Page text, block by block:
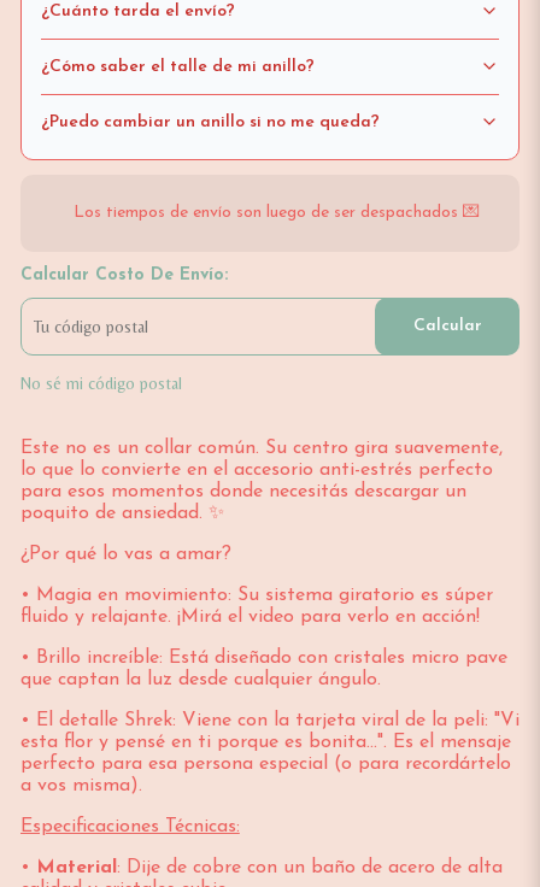
¿Cuánto tarda el envío?
¿Cómo saber el talle de mi anillo?
¿Puedo cambiar un anillo si no me queda?
Los tiempos de envío son luego de ser despachados 💌
Calcular Costo De Envío:
Calcular
No sé mi código postal
Este no es un collar común. Su centro gira suavemente,
lo que lo convierte en el accesorio anti-estrés perfecto
para esos momentos donde necesitás descargar un
poquito de ansiedad. ✨
¿Por qué lo vas a amar?
• Magia en movimiento: Su sistema giratorio es súper
fluido y relajante. ¡Mirá el video para verlo en acción!
• Brillo increíble: Está diseñado con cristales micro pave
que captan la luz desde cualquier ángulo.
• El detalle Shrek: Viene con la tarjeta viral de la peli: "Vi
esta flor y pensé en ti porque es bonita...". Es el mensaje
perfecto para esa persona especial (o para recordártelo
a vos misma).
Especificaciones Técnicas:
• Material : Dije de cobre con un baño de acero de alta